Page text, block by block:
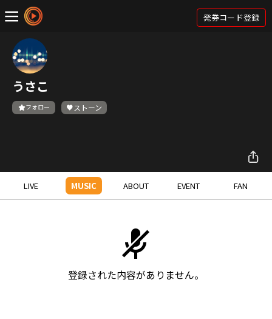
発券コード登録
うさこ
フォロー ストーン
LIVE MUSIC ABOUT EVENT FAN
登録された内容がありません。